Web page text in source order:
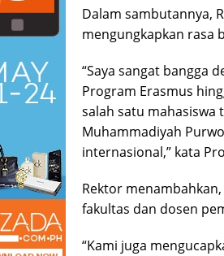
Dalam sambutannya,
mengungkapkan rasa
“Saya sangat bangga
Program Erasmus
salah satu mahasiswa
Muhammadiyah
internasional,” kata
Rektor
fakultas dan dosen
“Kami juga